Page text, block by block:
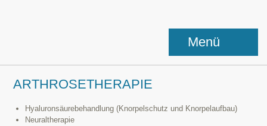
Menü
ARTHROSETHERAPIE
Hyaluronsäurebehandlung (Knorpelschutz und Knorpelaufbau)
Neuraltherapie